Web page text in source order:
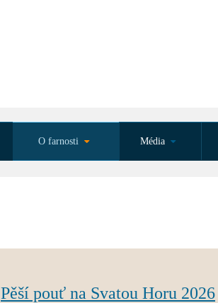
O farnosti Média
Pěší pouť na Svatou Horu 2026